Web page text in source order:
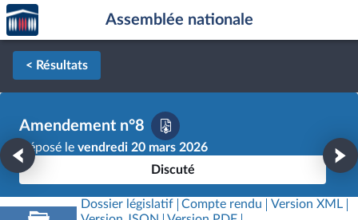
Aller au contenu
Aller en bas de la page
Accèder
à la
page
d'accueil
Assemblée nationale
< Résultats
Amendement n°8
Déposé le vendredi 20 mars 2026
Discuté
Dossier législatif Compte rendu
Version XML